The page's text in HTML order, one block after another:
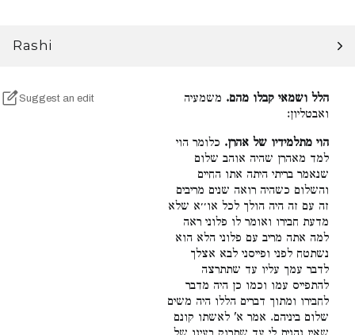
Rashi
Suggest an edit הלל ושמאי קבלו מהם. משמעיה
ואבטליון:
הוי מתלמידיו של אהרן. כלומר הוי
למד מאהרן שהיה אוהב שלום
שנאמר בריתי היתה אתו החיים
והשלום כשהיה רואה שנים מריבים
זה עם זה היה הולך לכל או׳׳א שלא
מדעת חבירו ואומר לו פלוני ראה
למה אתה מריב עם פלוני הלא הוא
נשתטח לפני ופייסני לבא אצלך
לדבר עמך עליו עד שתתרצה
להתפייס עמו וכמו כן היה מדבר
לחבירו ומתוך דברים הללו היה משים
שלום ביניהם. אמר א' לאשתו קונם